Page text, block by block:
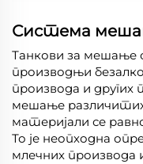
Система
Танкови за мешање
производњи
производа и
мешање
материјали се
То је неопходна
млечних производа